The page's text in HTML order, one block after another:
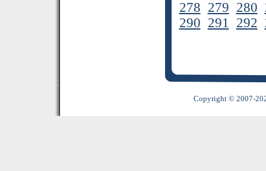
278 279 280
290 291 292
Copyright © 2007-